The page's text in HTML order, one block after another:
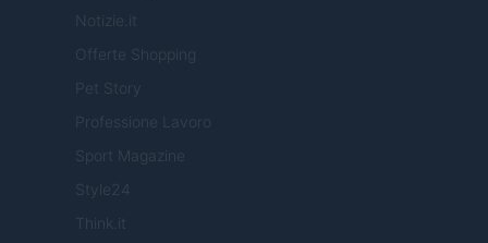
Notizie.it
Offerte Shopping
Pet Story
Professione Lavoro
Sport Magazine
Style24
Think.it